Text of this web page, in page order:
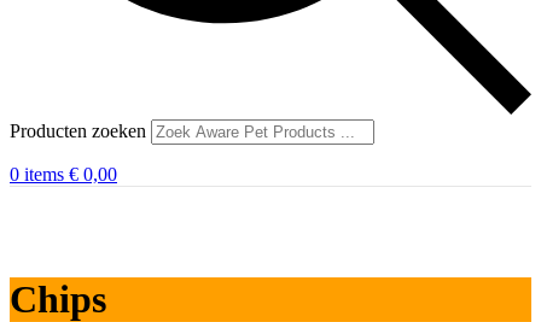
Producten zoeken
0 items € 0,00
Chips